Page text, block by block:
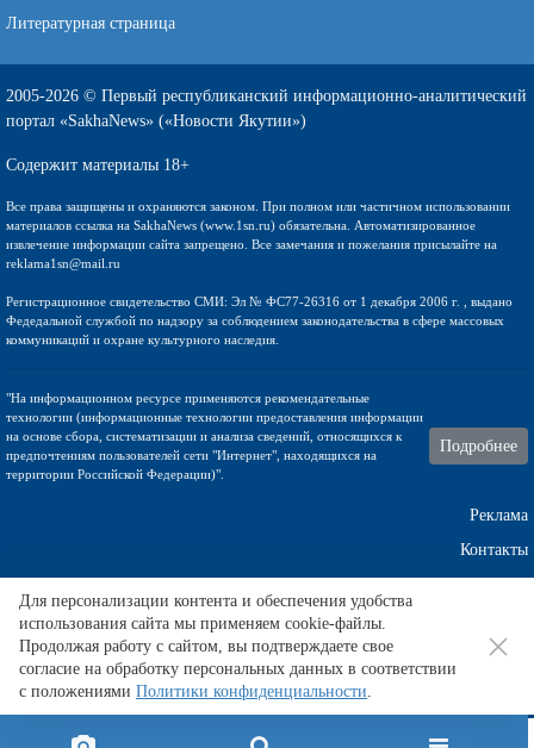
Литературная страница
2005-2026 © Первый республиканский информационно-аналитический
портал «SakhaNews» («Новости Якутии»)
Содержит материалы 18+
Все права защищены и охраняются законом. При полном или частичном использовании
материалов ссылка на SakhaNews (www.1sn.ru) обязательна. Автоматизированное
извлечение информации сайта запрещено. Все замечания и пожелания присылайте на
reklama1sn@mail.ru
Регистрационное свидетельство СМИ: Эл № ФС77-26316 от 1 декабря 2006 г. , выдано
Федедальной службой по надзору за соблюдением законодательства в сфере массовых
коммуникаций и охране культурного наследия.
"На информационном ресурсе применяются рекомендательные
технологии (информационные технологии предоставления информации
на основе сбора, систематизации и анализа сведений, относящихся к
предпочтениям пользователей сети "Интернет", находящихся на
территории Российской Федерации)".
Подробнее
Реклама
Контакты
Техническа поддержка
Табило - последние встречи и статистика:тут.
Для персонализации контента и обеспечения удобства
использования сайта мы применяем cookie-файлы.
Продолжая работу с сайтом, вы подтверждаете свое
согласие на обработку персональных данных в соответствии
с положениями Политики конфиденциальности.